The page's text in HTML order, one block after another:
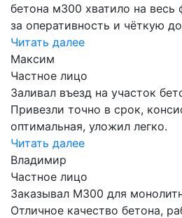
бетона м300 хватило на весь
за оперативность и чёткую
Читать далее
Максим
Частное лицо
Заливал въезд на участок
Привезли точно в срок,
оптимальная, уложил легко.
Читать далее
Владимир
Частное лицо
Заказывал М300 для
Отличное качество бетона,